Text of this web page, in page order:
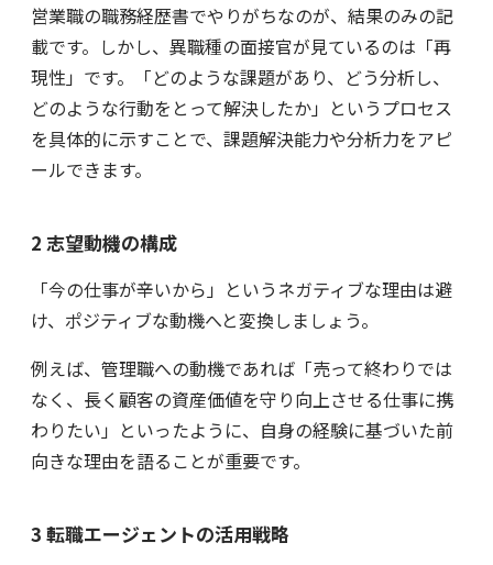
営業職の職務経歴書でやりがちなのが、結果のみの記
載です。しかし、異職種の面接官が見ているのは「再
現性」です。「どのような課題があり、どう分析し、
どのような行動をとって解決したか」というプロセス
を具体的に示すことで、課題解決能力や分析力をアピ
ールできます。
2 志望動機の構成
「今の仕事が辛いから」というネガティブな理由は避
け、ポジティブな動機へと変換しましょう。
例えば、管理職への動機であれば「売って終わりでは
なく、長く顧客の資産価値を守り向上させる仕事に携
わりたい」といったように、自身の経験に基づいた前
向きな理由を語ることが重要です。
3 転職エージェントの活用戦略